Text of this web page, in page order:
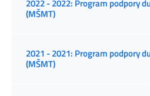
2022 - 2022: Program podpory
(MŠMT)
2021 - 2021: Program podpory
(MŠMT)